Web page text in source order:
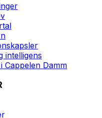
intelligens
Cappelen Damm